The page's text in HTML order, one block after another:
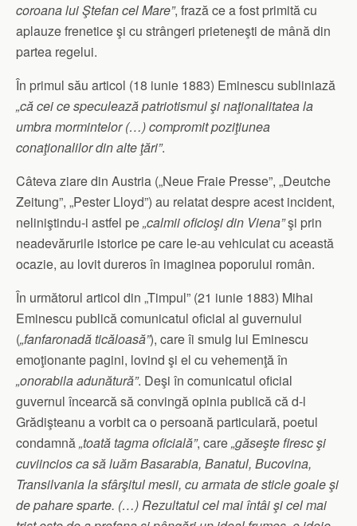
coroana lui Ştefan cel Mare”, frază ce a fost primită cu
aplauze frenetice şi cu strângeri prieteneşti de mână din
partea regelui.
În primul său articol (18 iunie 1883) Eminescu subliniază
„că cei ce speculează patriotismul şi naţionalitatea la
umbra mormintelor (…) compromit poziţiunea
conaţionalilor din alte ţări”.
Câteva ziare din Austria („Neue Fraie Presse”, „Deutche
Zeitung”, „Pester Lloyd”) au relatat despre acest incident,
neliniştindu-i astfel pe„calmii oficioşi din Viena”şi prin
neadevărurile istorice pe care le-au vehiculat cu această
ocazie, au lovit dureros în imaginea poporului român.
În următorul articol din „Timpul” (21 iunie 1883) Mihai
Eminescu publică comunicatul oficial al guvernului
(„fanfaronadă ticăloasă”), care îi smulg lui Eminescu
emoţionante pagini, lovind şi el cu vehemenţă în
„onorabila adunătură”. Deşi în comunicatul oficial
guvernul încearcă să convingă opinia publică că d-l
Grădişteanu a vorbit ca o persoană particulară, poetul
condamnă„toată tagma oficială”, care„găseşte firesc şi
cuviincios ca să luăm Basarabia, Banatul, Bucovina,
Transilvania la sfârşitul mesii, cu armata de sticle goale şi
de pahare sparte. (…) Rezultatul cel mai întâi şi cel mai